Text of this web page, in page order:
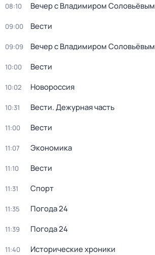
08:10 Вечер с Владимиром Соловьёвым
09:00 Вести
09:09 Вечер с Владимиром Соловьёвым
10:00 Вести
10:02 Новороссия
10:31 Вести. Дежурная часть
11:00 Вести
11:07 Экономика
11:10 Вести
11:31 Спорт
11:35 Погода 24
11:39 Погода 24
11:40 Исторические хроники